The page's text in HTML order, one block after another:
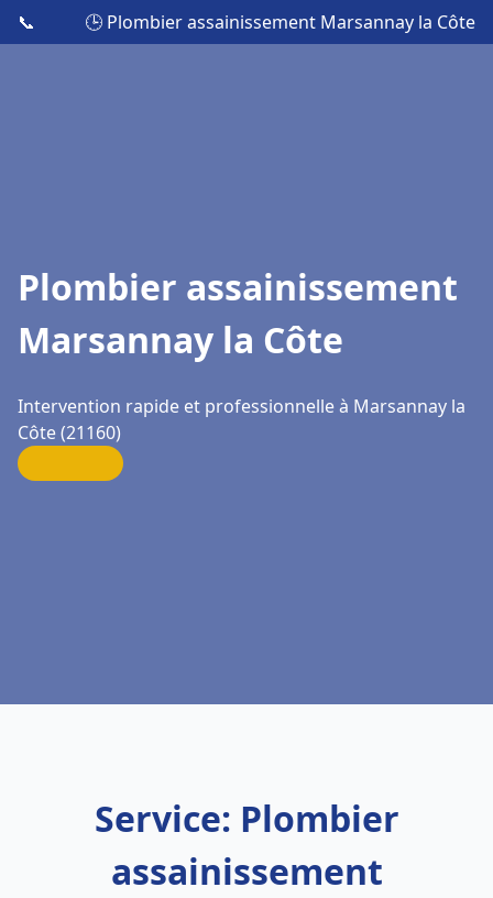
📞 🕒 Plombier assainissement Marsannay la Côte
Plombier assainissement
Marsannay la Côte
Intervention rapide et professionnelle à Marsannay la
Côte (21160)
Service: Plombier
assainissement